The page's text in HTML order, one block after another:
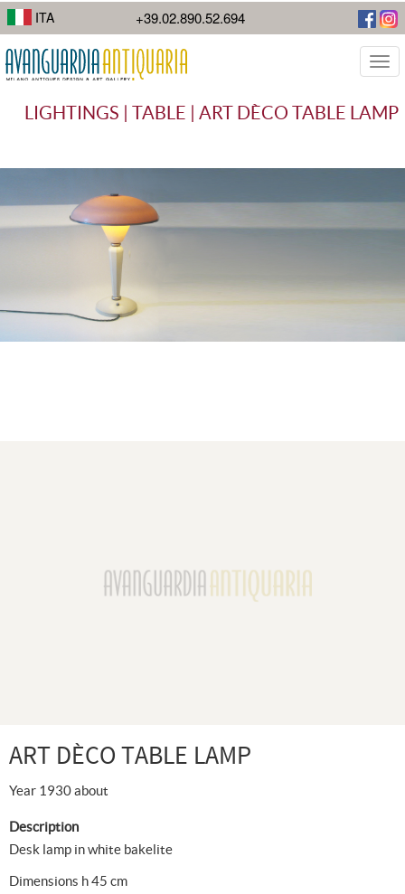
I suoi lavori di street photography mostrano la diversità della città.
ITA +39.02.890.52.694
LIGHTINGS | TABLE | ART DÈCO TABLE LAMP
ART DÈCO TABLE LAMP
Year 1930 about
Description
Desk lamp in white bakelite
Dimensions h 45 cm